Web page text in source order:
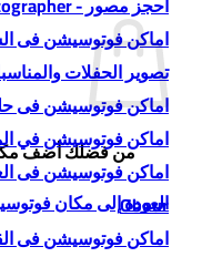
من فضلك أضف
العودة إلى مكان
اماكن فوتوسيشن فى
تصوير الحفلات
اماكن فوتوسيشن فى
اماكن فوتوسيشن في
Obour
اماكن فوتوسيشن فى